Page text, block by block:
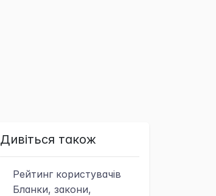
Дивіться також
Рейтинг користувачів
Бланки, закони,